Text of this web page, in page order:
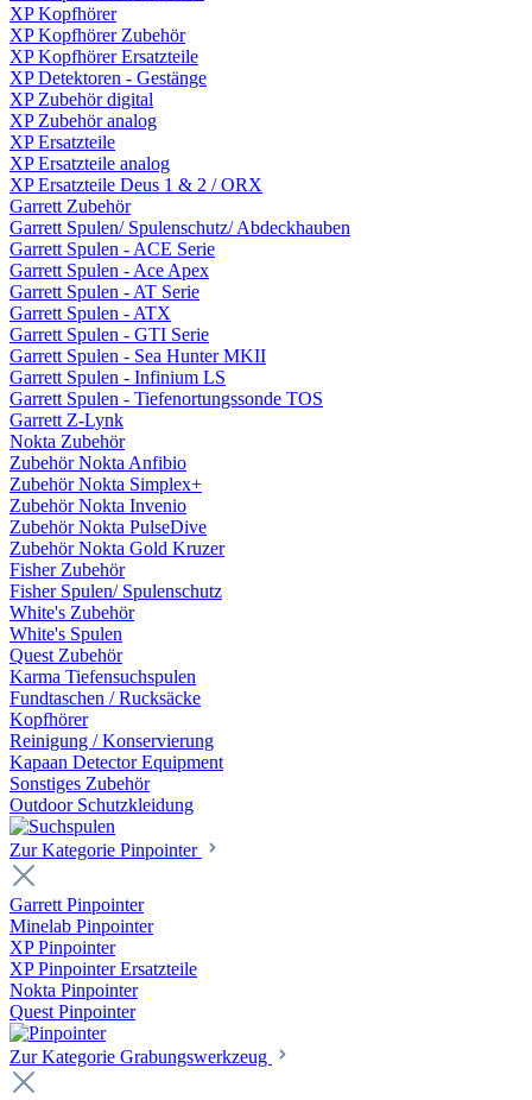
XP Kopfhörer
XP Kopfhörer Zubehör
XP Kopfhörer Ersatzteile
XP Detektoren - Gestänge
XP Zubehör digital
XP Zubehör analog
XP Ersatzteile
XP Ersatzteile analog
XP Ersatzteile Deus 1 & 2 / ORX
Garrett Zubehör
Garrett Spulen/ Spulenschutz/ Abdeckhauben
Garrett Spulen - ACE Serie
Garrett Spulen - Ace Apex
Garrett Spulen - AT Serie
Garrett Spulen - ATX
Garrett Spulen - GTI Serie
Garrett Spulen - Sea Hunter MKII
Garrett Spulen - Infinium LS
Garrett Spulen - Tiefenortungssonde TOS
Garrett Z-Lynk
Nokta Zubehör
Zubehör Nokta Anfibio
Zubehör Nokta Simplex+
Zubehör Nokta Invenio
Zubehör Nokta PulseDive
Zubehör Nokta Gold Kruzer
Fisher Zubehör
Fisher Spulen/ Spulenschutz
White's Zubehör
White's Spulen
Quest Zubehör
Karma Tiefensuchspulen
Fundtaschen / Rucksäcke
Kopfhörer
Reinigung / Konservierung
Kapaan Detector Equipment
Sonstiges Zubehör
Outdoor Schutzkleidung
Zur Kategorie Pinpointer
Garrett Pinpointer
Minelab Pinpointer
XP Pinpointer
XP Pinpointer Ersatzteile
Nokta Pinpointer
Quest Pinpointer
Zur Kategorie Grabungswerkzeug